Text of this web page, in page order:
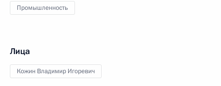
Промышленность
Лица
Кожин Владимир Игоревич